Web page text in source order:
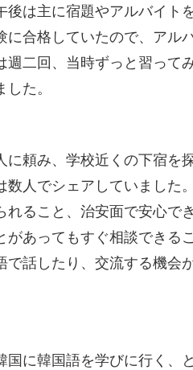
は主に宿題やアルバイト
合格していたので、アル
週二回、当時ずっと習って
た。
頼み、学校近くの下宿を
数人でシェアしていました
れること、治安面で安心で
があってもすぐ相談できる
で話したり、交流する機会
に韓国語を学びに行く、